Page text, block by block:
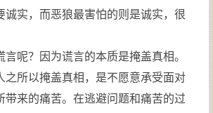
诚实，而恶狼最害怕的则是诚实，很
言呢？因为谎言的本质是掩盖真相。
之所以掩盖真相，是不愿意承受面对
带来的痛苦。在逃避问题和痛苦的过